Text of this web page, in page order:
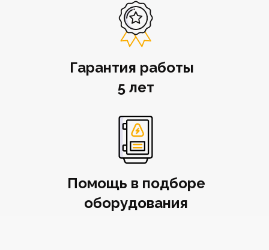
Гарантия работы
5 лет
Помощь в подборе
оборудования